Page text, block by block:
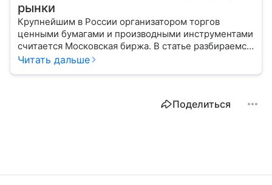
рынки
Крупнейшим в России организатором торгов
ценными бумагами и производными инструментами
считается Московская биржа. В статье разбираемся,
как новичкам начать инвестировать на площадке
Читать дальше
Поделиться